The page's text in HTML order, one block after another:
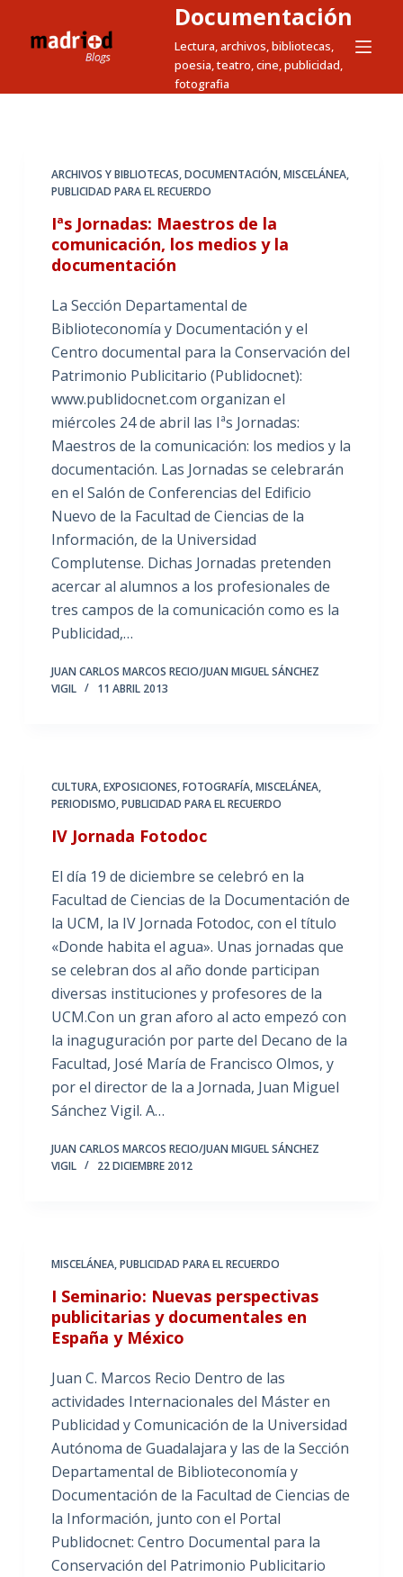
t
Documentación
Lectura, archivos, bibliotecas,
poesia, teatro, cine, publicidad,
fotografia
ARCHIVOS Y BIBLIOTECAS,DOCUMENTACIÓN,MISCELÁNEA,
PUBLICIDAD PARA EL RECUERDO
Iªs Jornadas: Maestros de la
comunicación, los medios y la
documentación
La Sección Departamental de
Biblioteconomía y Documentación y el
Centro documental para la Conservación del
Patrimonio Publicitario (Publidocnet):
www.publidocnet.com organizan el
miércoles 24 de abril las Iªs Jornadas:
Maestros de la comunicación: los medios y la
documentación. Las Jornadas se celebrarán
en el Salón de Conferencias del Edificio
Nuevo de la Facultad de Ciencias de la
Información, de la Universidad
Complutense. Dichas Jornadas pretenden
acercar al alumnos a los profesionales de
tres campos de la comunicación como es la
Publicidad,…
JUAN CARLOS MARCOS RECIO/JUAN MIGUEL SÁNCHEZ
VIGIL
11 ABRIL 2013
CULTURA,EXPOSICIONES,FOTOGRAFÍA,MISCELÁNEA,
PERIODISMO,PUBLICIDAD PARA EL RECUERDO
IV Jornada Fotodoc
El día 19 de diciembre se celebró en la
Facultad de Ciencias de la Documentación de
la UCM, la IV Jornada Fotodoc, con el título
«Donde habita el agua». Unas jornadas que
se celebran dos al año donde participan
diversas instituciones y profesores de la
UCM.Con un gran aforo al acto empezó con
la inaguguración por parte del Decano de la
Facultad, José María de Francisco Olmos, y
por el director de la a Jornada, Juan Miguel
Sánchez Vigil. A…
JUAN CARLOS MARCOS RECIO/JUAN MIGUEL SÁNCHEZ
VIGIL
22 DICIEMBRE 2012
MISCELÁNEA,PUBLICIDAD PARA EL RECUERDO
I Seminario: Nuevas perspectivas
publicitarias y documentales en
España y México
Juan C. Marcos Recio Dentro de las
actividades Internacionales del Máster en
Publicidad y Comunicación de la Universidad
Autónoma de Guadalajara y las de la Sección
Departamental de Biblioteconomía y
Documentación de la Facultad de Ciencias de
la Información, junto con el Portal
Publidocnet: Centro Documental para la
Conservación del Patrimonio Publicitario